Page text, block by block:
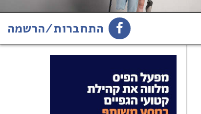
התחברות/הרשמה
הירשמו לניוזלטר 1